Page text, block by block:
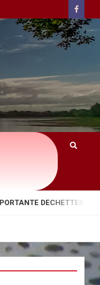
DECHETTERIES –